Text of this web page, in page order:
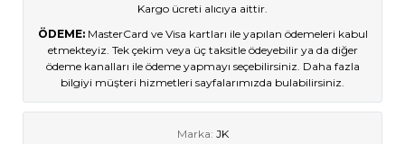
Kargo ücreti alıcıya aittir.
ÖDEME:MasterCard ve Visa kartları ile yapılan ödemeleri kabul
etmekteyiz. Tek çekim veya üç taksitle ödeyebilir ya da diğer
ödeme kanalları ile ödeme yapmayı seçebilirsiniz. Daha fazla
bilgiyi müşteri hizmetleri sayfalarımızda bulabilirsiniz.
Marka: JK